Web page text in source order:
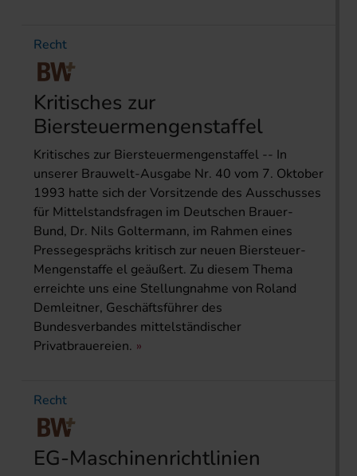
Recht
Kritisches zur
Biersteuermengenstaffel
Kritisches zur Biersteuermengenstaffel -- In
unserer Brauwelt-Ausgabe Nr. 40 vom 7. Oktober
1993 hatte sich der Vorsitzende des Ausschusses
für Mittelstandsfragen im Deutschen Brauer-
Bund, Dr. Nils Goltermann, im Rahmen eines
Pressegesprächs kritisch zur neuen Biersteuer-
Mengenstaffe el geäußert. Zu diesem Thema
erreichte uns eine Stellungnahme von Roland
Demleitner, Geschäftsführer des
Bundesverbandes mittelständischer
Privatbrauereien.
Recht
EG-Maschinenrichtlinien